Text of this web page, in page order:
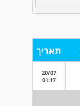
תאריך
20/07
01:17